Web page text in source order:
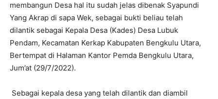
membangun Desa hal itu sudah jelas dibenak Syapundi
Yang Akrap di sapa Wek, sebagai bukti beliau telah
dilantik sebagai Kepala Desa (Kades) Desa Lubuk
Pendam, Kecamatan Kerkap Kabupaten Bengkulu Utara,
Bertempat di Halaman Kantor Pemda Bengkulu Utara,
Jum’at (29/7/2022).
Sebagai kepala desa yang telah dilantik dan diambil